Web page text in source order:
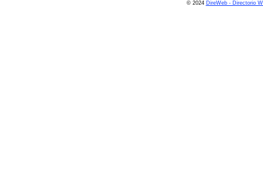
© 2024 DireWeb - Directorio